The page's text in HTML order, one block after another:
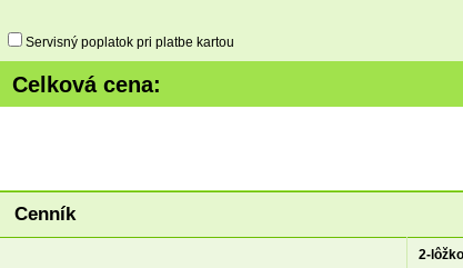
Servisný poplatok pri platbe kartou
Celková cena:
Cenník
2-
Kontaktná osoba